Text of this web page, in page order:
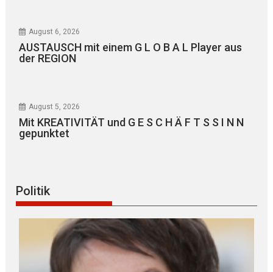
August 6, 2026
AUSTAUSCH mit einem G L O B A L Player aus
der REGION
August 5, 2026
Mit KREATIVITÄT und G E S C H Ä F T S S I N N
gepunktet
Politik